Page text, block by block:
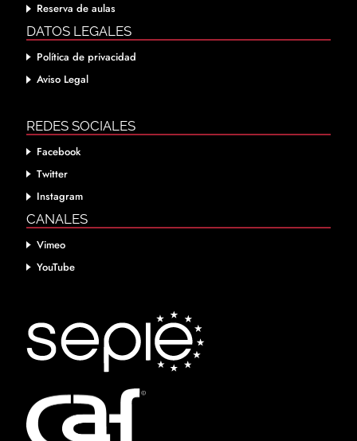
Reserva de aulas
DATOS LEGALES
Política de privacidad
Aviso Legal
REDES SOCIALES
Facebook
Twitter
Instagram
CANALES
Vimeo
YouTube